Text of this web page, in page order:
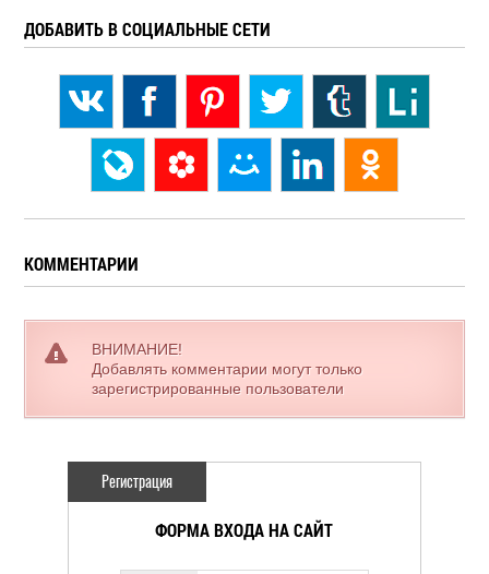
ДОБАВИТЬ В СОЦИАЛЬНЫЕ СЕТИ
КОММЕНТАРИИ
ВНИМАНИЕ!
Добавлять комментарии могут только
зарегистрированные пользователи
Регистрация
ФОРМА ВХОДА НА САЙТ